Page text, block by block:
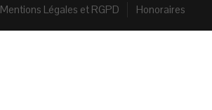
Mentions Légales et RGPD Honoraires